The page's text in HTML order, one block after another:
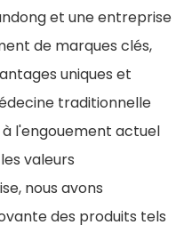
et une entreprise
de marques clés,
uniques et
traditionnelle
l'engouement actuel
valeurs
nous avons
des produits tels